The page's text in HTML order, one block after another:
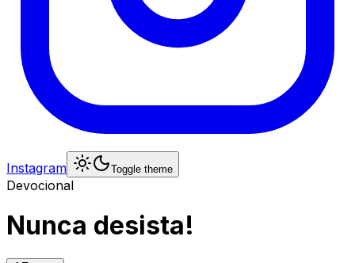
Instagram Toggle theme
Devocional
Nunca desista!